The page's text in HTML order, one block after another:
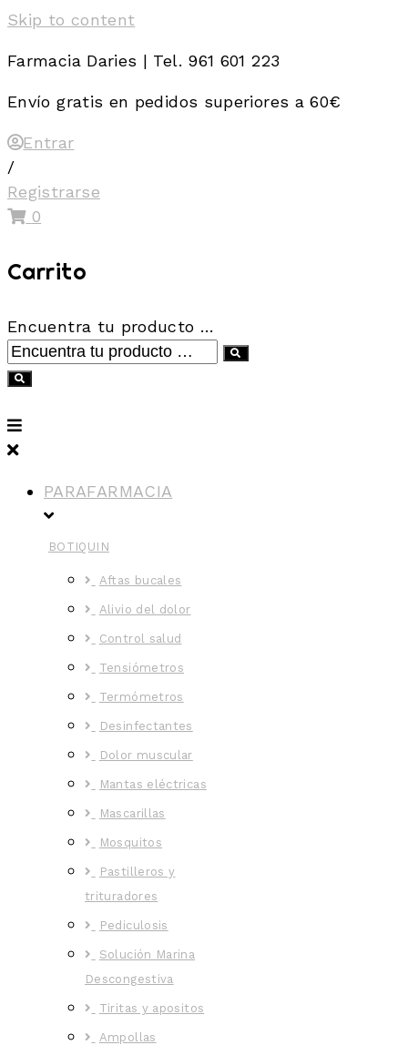
Skip to content
Farmacia Daries | Tel. 961 601 223
Envío gratis en pedidos superiores a 60€
Entrar
/
Registrarse
0
Carrito
Encuentra tu producto …
PARAFARMACIA
BOTIQUIN
Aftas bucales
Alivio del dolor
Control salud
Tensiómetros
Termómetros
Desinfectantes
Dolor muscular
Mantas eléctricas
Mascarillas
Mosquitos
Pastilleros y
trituradores
Pediculosis
Solución Marina
Descongestiva
Tiritas y apositos
Ampollas